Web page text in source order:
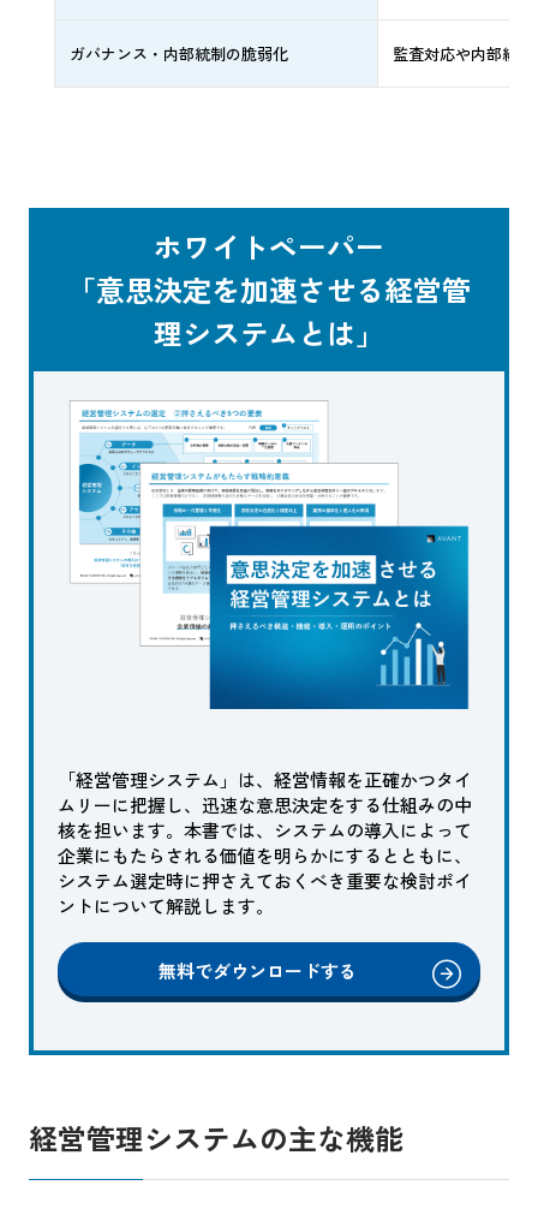
ガバナンス・内部統制の脆弱化 監査対応や内部統
ホワイトペーパー
「意思決定を加速させる経営管
理システムとは」
「経営管理システム」は、経営情報を正確かつタイ
ムリーに把握し、迅速な意思決定をする仕組みの中
核を担います。本書では、システムの導入によって
企業にもたらされる価値を明らかにするとともに、
システム選定時に押さえておくべき重要な検討ポイ
ントについて解説します。
無料でダウンロードする
経営管理システムの主な機能